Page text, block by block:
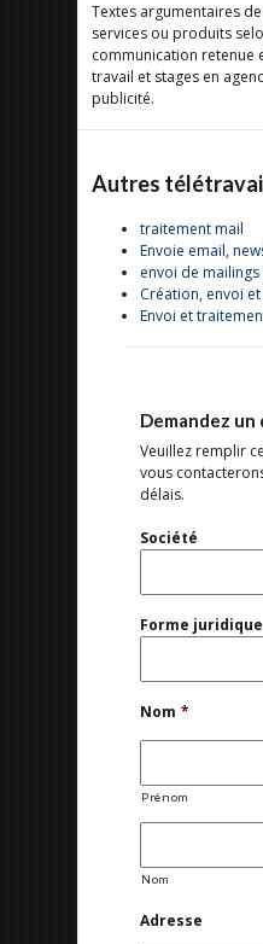
Textes argumentaires
services ou produits
communication retenue
travail et stages en
publicité.
Autres
traitement mail
Envoie email,
envoi de
Création, envoi
Envoi et
Demandez un
Veuillez remplir
vous
délais.
Société
Forme juridique
Nom *
Prénom
Nom
Adresse